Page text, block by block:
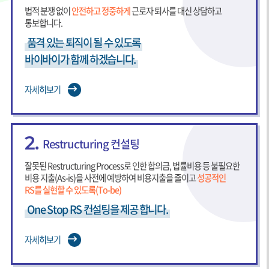
법적 분쟁 없이안전하고 정중하게근로자 퇴사를 대신 상담하고
통보합니다.
품격 있는 퇴직이 될 수 있도록
바이바이가 함께 하겠습니다.
자세히보기
2. Restructuring 컨설팅
잘못된 Restructuring Process로 인한 합의금, 법률비용 등 불필요한
비용 지출(As-is)을 사전에 예방하여 비용지출을 줄이고성공적인
RS를 실현할 수 있도록(To-be)
One Stop RS 컨설팅을 제공 합니다.
자세히보기